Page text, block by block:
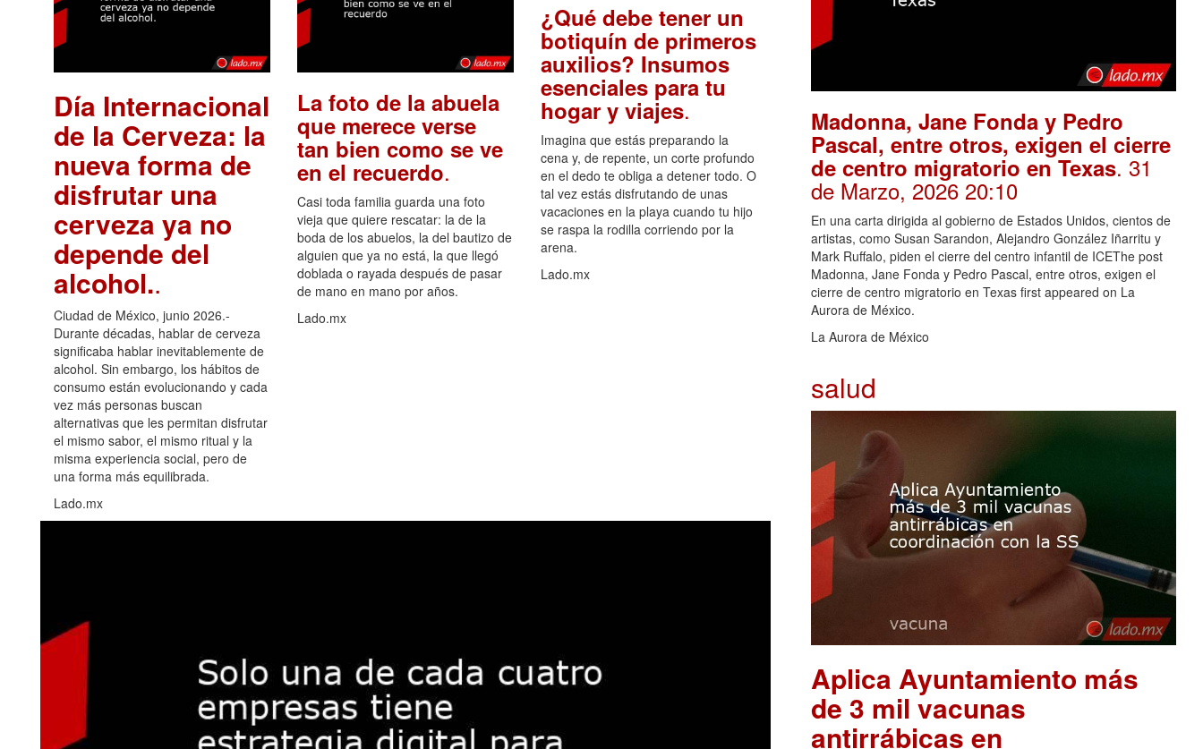
Día Internacional
de la Cerveza: la
nueva forma de
disfrutar una
cerveza ya no
depende del
alcohol..
Ciudad de México, junio 2026.-
Durante décadas, hablar de cerveza
significaba hablar inevitablemente de
alcohol. Sin embargo, los hábitos de
consumo están evolucionando y cada
vez más personas buscan
alternativas que les permitan disfrutar
el mismo sabor, el mismo ritual y la
misma experiencia social, pero de
una forma más equilibrada.
Lado.mx
La foto de la abuela
que merece verse
tan bien como se ve
en el recuerdo.
Casi toda familia guarda una foto
vieja que quiere rescatar: la de la
boda de los abuelos, la del bautizo de
alguien que ya no está, la que llegó
doblada o rayada después de pasar
de mano en mano por años.
Lado.mx
¿Qué debe tener un
botiquín de primeros
auxilios? Insumos
esenciales para tu
hogar y viajes.
Imagina que estás preparando la
cena y, de repente, un corte profundo
en el dedo te obliga a detener todo. O
tal vez estás disfrutando de unas
vacaciones en la playa cuando tu hijo
se raspa la rodilla corriendo por la
arena.
Lado.mx
Madonna, Jane Fonda y Pedro
Pascal, entre otros, exigen el cierre
de centro migratorio en Texas. 31
de Marzo, 2026 20:10
En una carta dirigida al gobierno de Estados Unidos, cientos de
artistas, como Susan Sarandon, Alejandro González Iñarritu y
Mark Ruffalo, piden el cierre del centro infantil de ICEThe post
Madonna, Jane Fonda y Pedro Pascal, entre otros, exigen el
cierre de centro migratorio en Texas first appeared on La
Aurora de México.
La Aurora de México
salud
Aplica Ayuntamiento más
de 3 mil vacunas
antirrábicas en